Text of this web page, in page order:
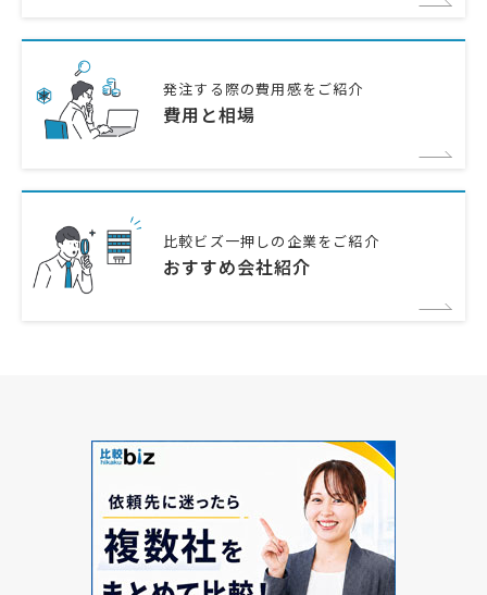
発注する際の費用感をご紹介
費用と相場
比較ビズ一押しの企業をご紹介
おすすめ会社紹介